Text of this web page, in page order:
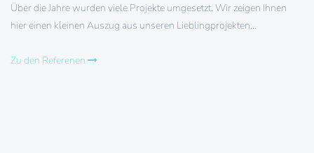
Über die Jahre wurden viele Projekte umgesetzt. Wir zeigen Ihnen
hier einen kleinen Auszug aus unseren Lieblingprojekten...
Zu den Referenen